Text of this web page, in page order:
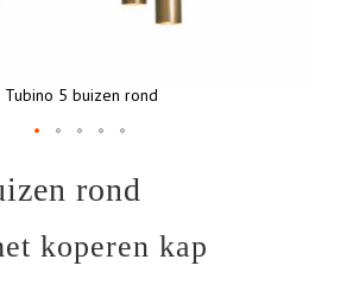
rond
koperen kap
Tubino 5 buizen rond